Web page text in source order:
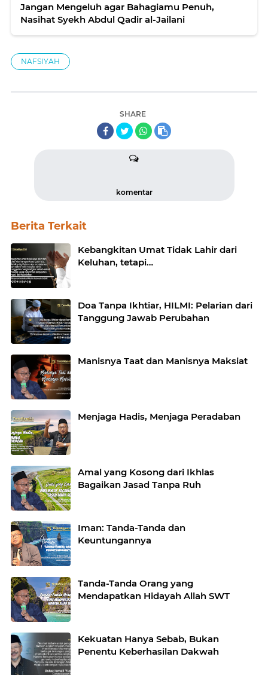
Jangan Mengeluh agar Bahagiamu Penuh,
Nasihat Syekh Abdul Qadir al-Jailani
NAFSIYAH
SHARE
komentar
Berita Terkait
Kebangkitan Umat Tidak Lahir dari
Keluhan, tetapi…
Doa Tanpa Ikhtiar, HILMI: Pelarian dari
Tanggung Jawab Perubahan
Manisnya Taat dan Manisnya Maksiat
Menjaga Hadis, Menjaga Peradaban
Amal yang Kosong dari Ikhlas
Bagaikan Jasad Tanpa Ruh
Iman: Tanda-Tanda dan
Keuntungannya
Tanda-Tanda Orang yang
Mendapatkan Hidayah Allah SWT
Kekuatan Hanya Sebab, Bukan
Penentu Keberhasilan Dakwah